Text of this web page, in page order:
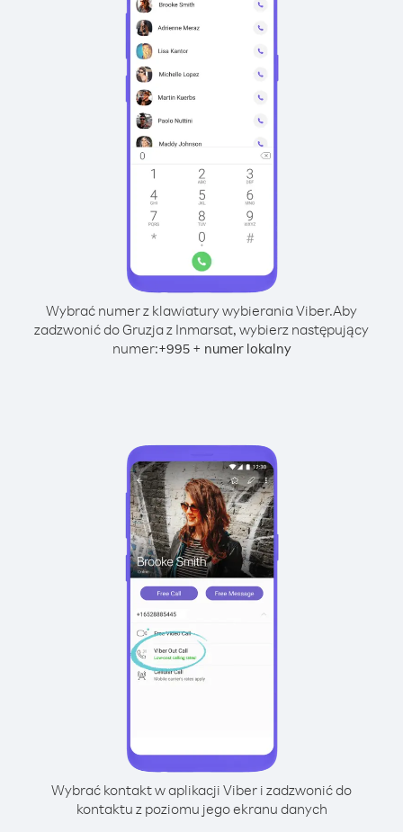
Wybrać numer z klawiatury wybierania Viber.Aby
zadzwonić do Gruzja z Inmarsat, wybierz następujący
numer:+995+ numer lokalny
Wybrać kontakt w aplikacji Viber i zadzwonić do
kontaktu z poziomu jego ekranu danych